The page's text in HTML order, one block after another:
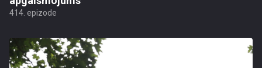
414. epizode